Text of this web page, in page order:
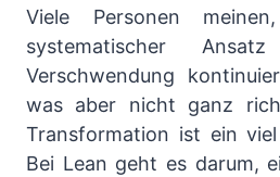
Viele Personen
systematischer
Verschwendung
was aber nicht ganz
Transformation ist ein
Bei Lean geht es darum,